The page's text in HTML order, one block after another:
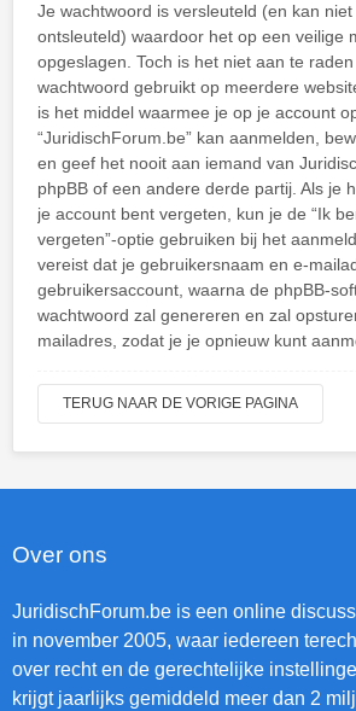
Je wachtwoord is versleuteld (en kan niet
ontsleuteld) waardoor het op een veilige
opgeslagen. Toch is het niet aan te
wachtwoord gebruikt op meerdere
is het middel waarmee je op je account
“JuridischForum.be” kan aanmelden,
en geef het nooit aan iemand van
phpBB of een andere derde partij. Als je
je account bent vergeten, kun je de “Ik
vergeten”-optie gebruiken bij het
vereist dat je gebruikersnaam en e-
gebruikersaccount, waarna de phpBB-
wachtwoord zal genereren en zal
mailadres, zodat je je opnieuw kunt
TERUG NAAR DE VORIGE PAGINA
Over ons
JuridischForum.be is een online
in november 2005, waar iedereen
over recht en de gerechtelijke
krijgt jaarlijks gemiddeld meer dan 2